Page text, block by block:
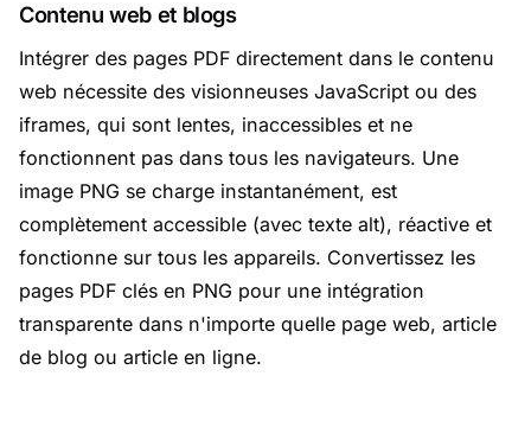
Contenu web et blogs
Intégrer des pages PDF directement dans le contenu
web nécessite des visionneuses JavaScript ou des
iframes, qui sont lentes, inaccessibles et ne
fonctionnent pas dans tous les navigateurs. Une
image PNG se charge instantanément, est
complètement accessible (avec texte alt), réactive et
fonctionne sur tous les appareils. Convertissez les
pages PDF clés en PNG pour une intégration
transparente dans n'importe quelle page web, article
de blog ou article en ligne.